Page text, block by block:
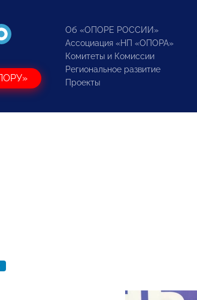
Об «ОПОРЕ РОССИИ»
Ассоциация «НП «ОПОРА»
Комитеты и Комиссии
Региональное развитие
Проекты